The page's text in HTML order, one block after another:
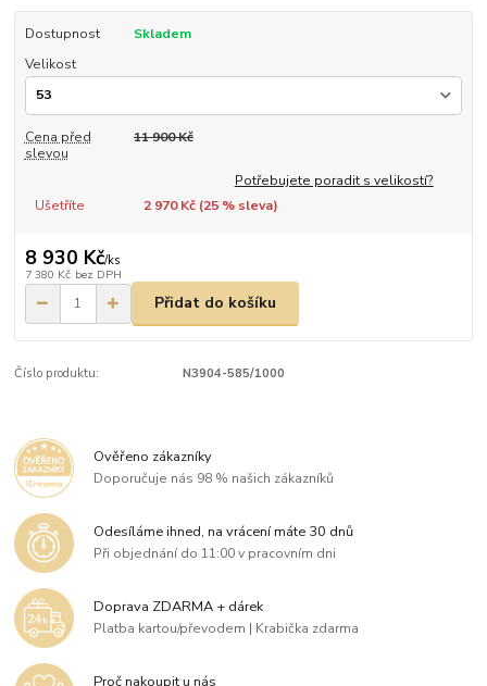
Dostupnost
Skladem
Velikost
Cena před
slevou
11 900 Kč
Potřebujete poradit s velikostí?
Ušetříte
2 970 Kč (25% sleva)
8 930 Kč/ks
7 380 Kč bez DPH
Přidat do košíku
Číslo produktu: N3904-585/1000
Ověřeno zákazníky
Doporučuje nás 98 % našich zákazníků
Odesíláme ihned, na vrácení máte 30 dnů
Při objednání do 11:00 v pracovním dni
Doprava ZDARMA + dárek
Platba kartou/převodem | Krabička zdarma